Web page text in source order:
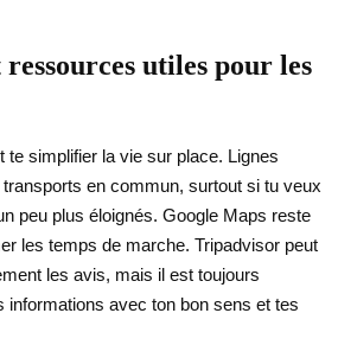
utiles pour les
te simplifier la vie sur place. Lignes
transports en commun, surtout si tu veux
peu plus éloignés. Google Maps reste
les temps de marche. Tripadvisor peut
les avis, mais il est toujours
informations avec ton bon sens et tes